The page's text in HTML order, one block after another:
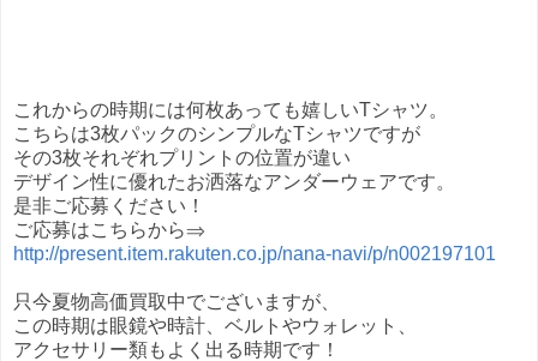
これからの時期には何枚あっても嬉しいTシャツ。
こちらは3枚パックのシンプルなTシャツですが
その3枚それぞれプリントの位置が違い
デザイン性に優れたお洒落なアンダーウェアです。
是非ご応募ください！
ご応募はこちらから⇒
http://present.item.rakuten.co.jp/nana-navi/p/n002197101
只今夏物高価買取中でございますが、
この時期は眼鏡や時計、ベルトやウォレット、
アクセサリー類もよく出る時期です！